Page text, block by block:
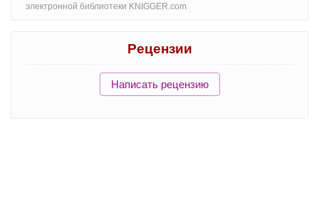
электронной библиотеки KNIGGER.com
Рецензии
Написать рецензию